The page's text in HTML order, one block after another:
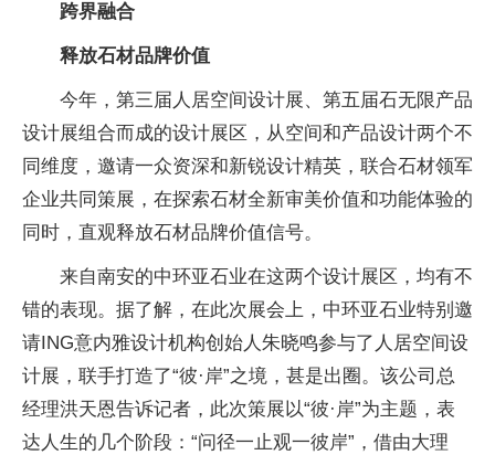
跨界融合
释放石材品牌价值
今年，第三届人居空间设计展、第五届石无限产品
设计展组合而成的设计展区，从空间和产品设计两个不
同维度，邀请一众资深和新锐设计精英，联合石材领军
企业共同策展，在探索石材全新审美价值和功能体验的
同时，直观释放石材品牌价值信号。
来自南安的中环亚石业在这两个设计展区，均有不
错的表现。据了解，在此次展会上，中环亚石业特别邀
请ING意内雅设计机构创始人朱晓鸣参与了人居空间设
计展，联手打造了“彼·岸”之境，甚是出圈。该公司总
经理洪天恩告诉记者，此次策展以“彼·岸”为主题，表
达人生的几个阶段：“问径一止观一彼岸”，借由大理